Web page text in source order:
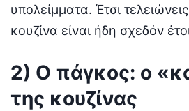
υπολείμματα. Έτσι
κουζίνα είναι ήδη σχεδόν
2) Ο πάγκος: ο
της κουζίνας